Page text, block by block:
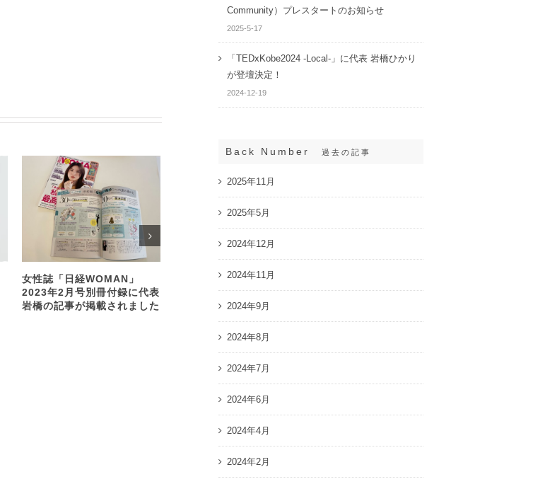
女性誌「日経WOMAN」
2023年2月号別冊付録に代表
岩橋の記事が掲載されました
SOMPOひまわり生命保険が
展開するヘルスケアサービス
Linkx Life isのWEBサイト
に代表 岩橋ひかりのインタ
ビュー記事が公開されました
WEB」にて代表 岩橋ひかり
れました
Community）プレスタートのお知らせ
2025-5-17
「TEDxKobe2024 -Local-」に代表 岩橋ひかり
が登壇決定！
2024-12-19
Back Number 過去の記事
2025年11月
2025年5月
2024年12月
2024年11月
2024年9月
2024年8月
2024年7月
2024年6月
2024年4月
2024年2月